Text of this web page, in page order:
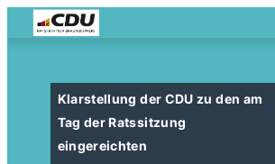
Klarstellung der CDU zu den am
Tag der Ratssitzung
eingereichten